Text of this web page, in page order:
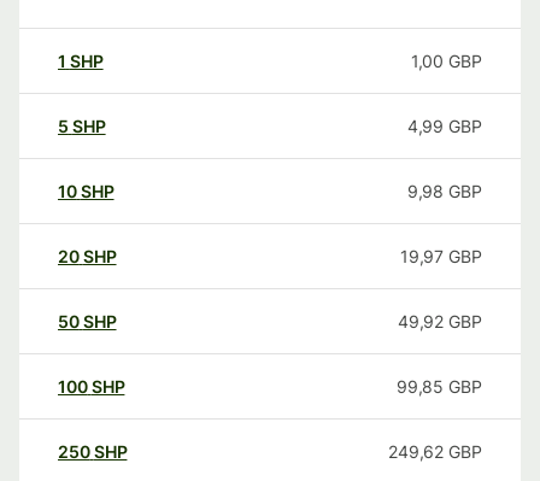
1 SHP 1,00 GBP
5 SHP 4,99 GBP
10SHP 9,98 GBP
20SHP 19,97 GBP
50SHP 49,92 GBP
100SHP 99,85 GBP
250SHP 249,62 GBP